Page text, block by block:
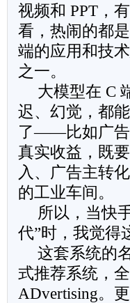
视频和 PPT，
看，热闹的都
端的应用和技
之一。
大模型在 C
迟、幻觉，都
了——比如广告
真实收益，既
入、广告主转
的工业车间。
所以，当快
代”时，我觉得
这套系统的
式推荐系统，全
ADvertising。